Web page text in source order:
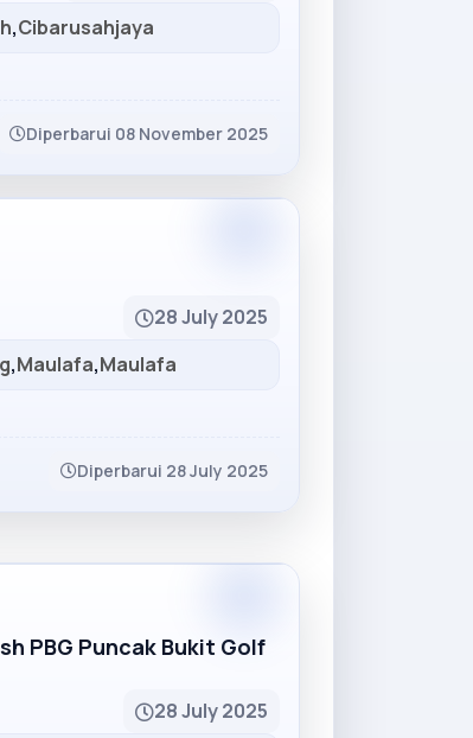
,Cibarusahjaya
Diperbarui 08 November 2025
28 July 2025
,Maulafa,Maulafa
Diperbarui 28 July 2025
PBG Puncak Bukit Golf
28 July 2025